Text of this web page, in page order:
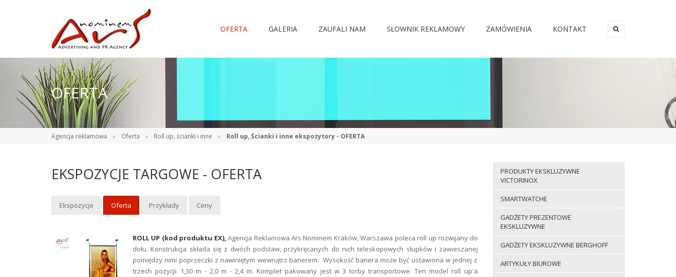
OFERTA GALERIA ZAUFALI NAM SŁOWNIK REKLAMOWY ZAMÓWIENIA KONTAKT
OFERTA
Agencja reklamowa › Oferta › Roll up, ścianki i inne › Roll up, Ścianki i inne ekspozytory - OFERTA
EKSPOZYCJE TARGOWE - OFERTA
Ekspozycje Oferta Przykłady Ceny
ROLL UP (kod produktu EX),Agencja Reklamowa Ars Nominem Kraków, Warszawa poleca roll up rozwijany do
dołu. Konstrukcja składa się z dwóch podstaw, przykręcanych do nich teleskopowych słupków i zawieszanej
pomiędzy nimi poprzeczki z nawiniętym wewnątrz banerem. Wysokość banera może być ustawiona w jednej z
trzech pozycji: 1,30 m - 2,0 m - 2,4 m. Komplet pakowany jest w 3 torby transportowe. Ten model roll up'a
PRODUKTY EKSKLUZYWNE
VICTORINOX
SMARTWATCHE
GADŻETY PREZENTOWE
EKSKLUZYWNE
GADŻETY EKSKLUZYWNE BERGHOFF
ARTYKUŁY BIUROWE